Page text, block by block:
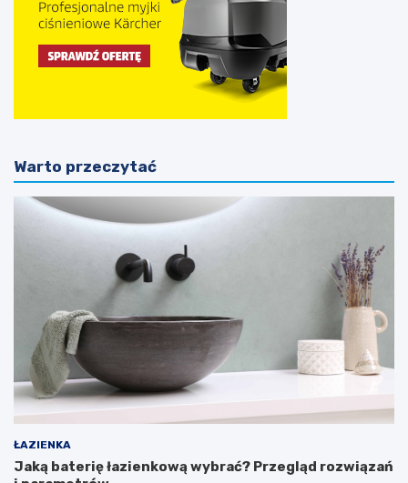
Warto przeczytać
ŁAZIENKA
Jaką baterię łazienkową wybrać? Przegląd rozwiązań